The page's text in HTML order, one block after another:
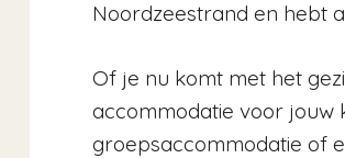
Noordzeestrand en hebt
Of je nu komt met het
accommodatie voor jouw
groepsaccommodatie of